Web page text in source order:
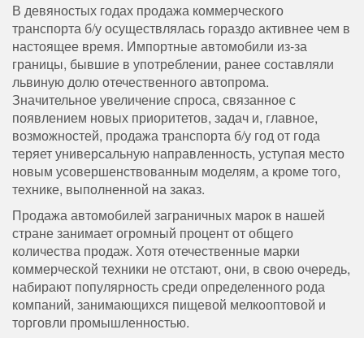
В девяностых годах продажа коммерческого
транспорта б/у осуществлялась гораздо активнее чем в
настоящее время. Импортные автомобили из-за
границы, бывшие в употреблении, ранее составляли
львиную долю отечественного автопрома.
Значительное увеличение спроса, связанное с
появлением новых приоритетов, задач и, главное,
возможностей, продажа транспорта б/у год от года
теряет универсальную направленность, уступая место
новым усовершенствованным моделям, а кроме того,
технике, выполненной на заказ.
Продажа автомобилей заграничных марок в нашей
стране занимает огромный процент от общего
количества продаж. Хотя отечественные марки
коммерческой техники не отстают, они, в свою очередь,
набирают популярность среди определенного рода
компаний, занимающихся пищевой мелкооптовой и
торговли промышленностью.